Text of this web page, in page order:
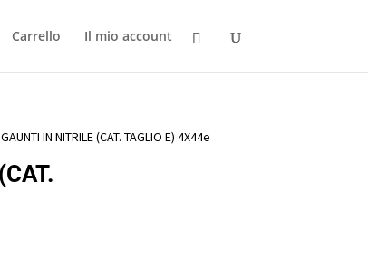
Carrello Il mio account
IN NITRILE (CAT. TAGLIO E) 4X44e